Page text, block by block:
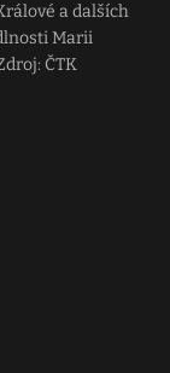
a dalších
Marii
ČTK